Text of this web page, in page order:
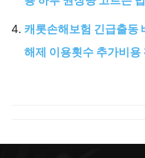
캐롯손해보험 긴급출동
해제 이용횟수 추가비용